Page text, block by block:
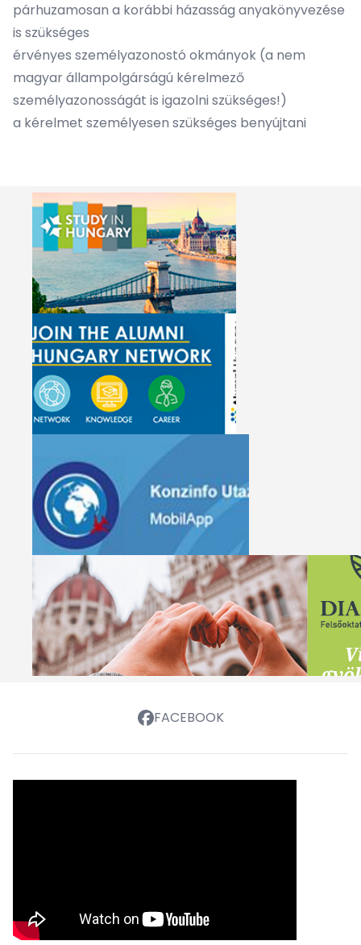
párhuzamosan a korábbi házasság anyakönyvezése
is szükséges
érvényes személyazonostó okmányok (a nem
magyar állampolgárságú kérelmező
személyazonosságát is igazolni szükséges!)
a kérelmet személyesen szükséges benyújtani
FACEBOOK